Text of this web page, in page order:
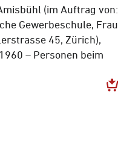
(im Auftrag von:
Gewerbeschule, Frau
45, Zürich),
– Personen beim